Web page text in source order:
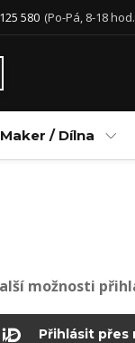
580 (Po-Pá, 8-18
/ Dílna
možnosti
Přihlásit přes